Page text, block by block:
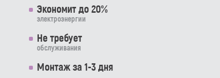
Экономит до 20%
электроэнергии
Не требует
обслуживания
Монтаж за 1-3 дня